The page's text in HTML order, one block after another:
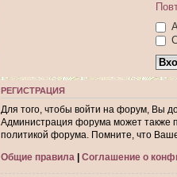
РЕГИСТРАЦИЯ
Для того, чтобы войти на форум, Вы
Администрация форума может также
политикой форума. Помните, что
Общие правила | Соглашение о